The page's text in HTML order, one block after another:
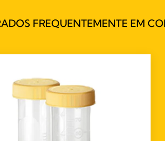
FREQUENTEMENTE EM